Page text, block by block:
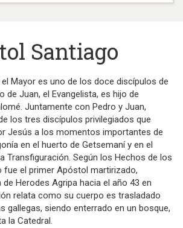
Santiago
Mayor es uno de los doce discípulos de
de Juan, el Evangelista, es hijo de
Juntamente con Pedro y Juan,
los tres discípulos privilegiados que
Jesús a los momentos importantes de
en el huerto de Getsemaní y en el
Transfiguración. Según los Hechos de los
fue el primer Apóstol martirizado,
Herodes Agripa hacia el año 43 en
relata como su cuerpo es trasladado
gallegas, siendo enterrado en un bosque,
la Catedral.